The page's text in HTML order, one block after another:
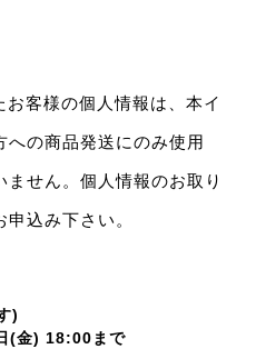
客様の個人情報は、本イ
への商品発送にのみ使用
ません。個人情報のお取り
込み下さい。
)
(金) 18:00まで